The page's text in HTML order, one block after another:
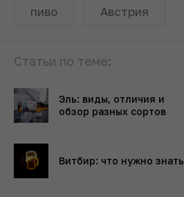
пиво Австрия
Статьи по теме:
Эль: виды, отличия и
обзор разных сортов
Витбир: что нужно знать